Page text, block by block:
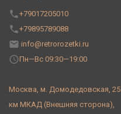
+79017205010
+79895789088
info@retrorozetki.ru
Пн—Вс 09:30—19:00
Москва, м. Домодедовская, 25
км МКАД (Внешняя сторона),